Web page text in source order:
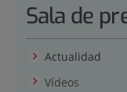
Sala de
Actualidad
Vídeos